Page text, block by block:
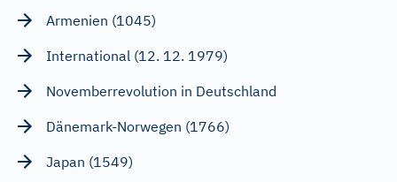
Armenien (1045)
International (12. 12. 1979)
Novemberrevolution in Deutschland
Dänemark-Norwegen (1766)
Japan (1549)